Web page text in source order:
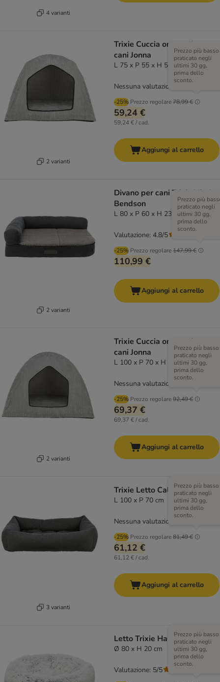
4 varianti
2 varianti
Trixie Cuccia ortopedica per
cani Jonna
L 75 x P 55 x H 55 cm
-25% Prezzo regolare78,99 €
Prezzo più basso
praticato negli
ultimi 30 gg,
prima dello
sconto.
59,24 €
59,24 € / cad.
Nessuna valutazione
Aggiungi al carrello
2 varianti
Divano per cani Trixie Vital
Bendson
L 80 x P 60 x H 23 cm
-25% Prezzo regolare147,99 €
Prezzo più
praticato negli
ultimi 30 gg,
prima dello
sconto.
110,99 €
Valutazione: 4.8/5
Aggiungi al carrello
2 varianti
Trixie Cuccia ortopedica per
cani Jonna
L 100 x P 70 x H 70 cm
-25% Prezzo regolare92,49 €
Prezzo più basso
praticato negli
ultimi 30 gg,
prima dello
sconto.
69,37 €
69,37 € / cad.
Nessuna valutazione
Aggiungi al carrello
3 varianti
Trixie Letto Caliente
L 100 x P 70 cm
-25% Prezzo regolare81,49 €
Prezzo più basso
praticato negli
ultimi 30 gg,
prima dello
sconto.
61,12 €
61,12 € / cad.
Nessuna valutazione
Aggiungi al carrello
Letto Trixie Harvey
Ø 80 x H 20 cm
Prezzo più basso
praticato negli
ultimi 30 gg,
prima dello
sconto.
Valutazione: 5/5